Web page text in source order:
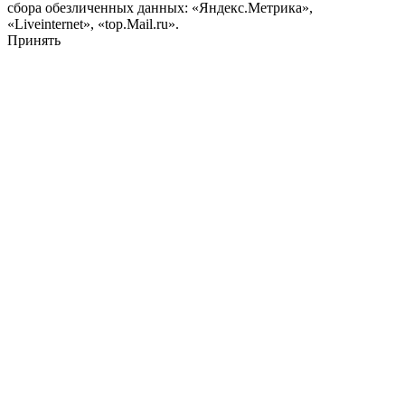
сбора обезличенных данных: «Яндекс.Метрика»,
«Liveinternet», «top.Mail.ru».
Принять